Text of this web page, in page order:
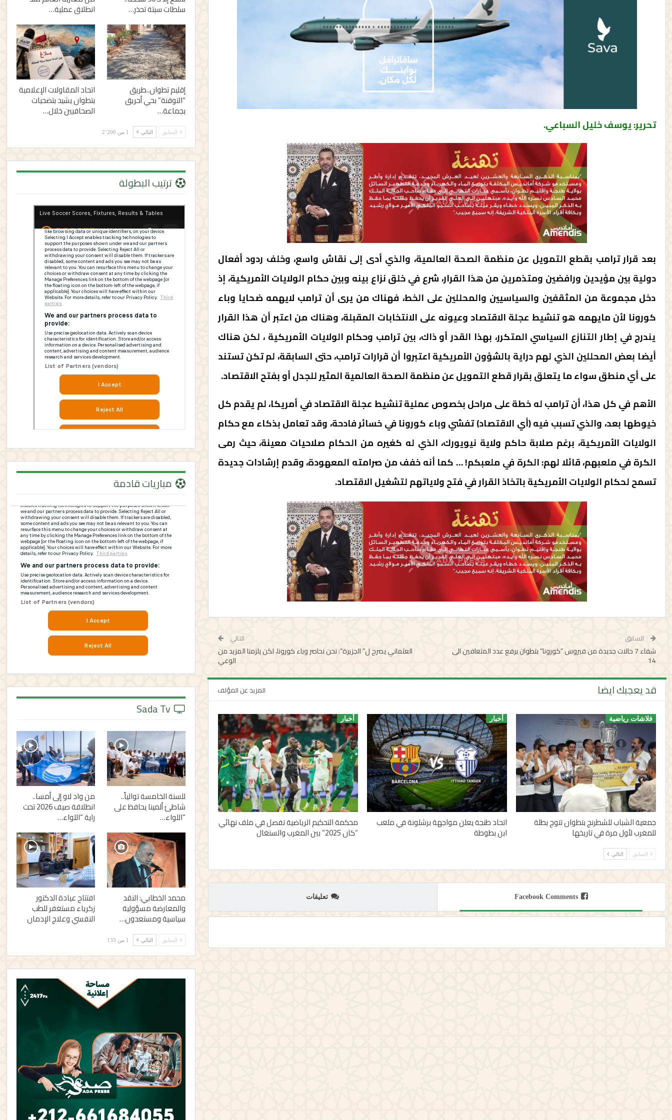
تحرير: يوسف خليل السباعي.
بعد قرار ترامب بقطع التمويل عن منظمة الصحة العالمية، والذي أدى إلى نقاش واسع، وخلف ردود أفعال
دولية بين مؤيدين ورافضين ومتذمرين من هذا القرار، شرع في خلق نزاع بينه وبين حكام الولايات الأمريكية، إذ
دخل مجموعة من المثقفين والسياسيين والمحللين على الخط، فهناك من يرى أن ترامب لايهمه ضحايا وباء
كورونا لأن مايهمه هو تنشيط عجلة الاقتصاد وعيونه على الانتخابات المقبلة، وهناك من اعتبر أن هذا القرار
يندرج في إطار التنازع السياسي المتكرر، بهذا القدر أو ذاك، بين ترامب وحكام الولايات الأمريكية ، لكن هناك
أيضا بعض المحللين الذي لهم دراية بالشؤون الأمريكية اعتبروا أن قرارات ترامب، حتى السابقة، لم تكن تستند
على أي منطق سواء ما يتعلق بقرار قطع التمويل عن منظمة الصحة العالمية المثير للجدل أو بفتح الاقتصاد.
الأهم في كل هذا، أن ترامب له خطة على مراحل بخصوص عملية تنشيط عجلة الاقتصاد في أمريكا، لم يقدم كل
خيوطها بعد، والذي تسبب فيه (أي الاقتصاد) تفشي وباء كورونا في خسائر فادحة، وقد تعامل بذكاء مع حكام
الولايات الأمريكية، برغم صلابة حاكم ولاية نيويورك، الذي له كغيره من الحكام صلاحيات معينة، حيث رمى
الكرة في ملعبهم، قائلا لهم: الكرة في ملعبكم! … كما أنه خفف من صرامته المعهودة، وقدم إرشادات جديدة
تسمح لحكام الولايات الأمريكية باتخاذ القرار في فتح ولاياتهم لتشغيل الاقتصاد.
السابق
شفاء 7 حالات جديدة من فيروس “كورونا” بتطوان يرفع عدد المتعافين الى
14
التالي
العثماني يصرح ل” الجزيرة”: نحن نحاصر وباء كورونا، لكن يلزمنا المزيد من
الوعي
قد يعجبك ايضا المزيد عن المؤلف
فلاشات رياضية
جمعية الشباب للشطرنج بتطوان تتوج بطلة
للمغرب لأول مرة في تاريخها
أخبار
اتحاد طنجة يعلن مواجهة برشلونة في ملعب
ابن بطوطة
أخبار
محكمة التحكيم الرياضية تفصل في ملف نهائي
“كان 2025” بين المغرب والسنغال
السابق التالي
Facebook Comments تعليقات
سلطات سبتة تحذر… انطلاق عملية…
إقليم تطوان..طريق
“التوفنة” بحي أحريق
بجماعة…
اتحاد المقاولات الإعلامية
بتطوان يشيد بتضحيات
الصحافيين خلال…
السابق التالي 1 من 2٬200
ترتيب البطولة
مباريات قادمة
للسنة الخامسة توالياً..
شاطئ ألمينا يحافظ على
“اللواء…
من واد لاو إلى أمسا..
انطلاقة صيف 2026 تحت
راية “اللواء…
محمد الخطابي: النقد
والمعارضة مسؤولية
سياسية ومستعدون…
افتتاح عيادة الدكتور
زكرياء مستغفر للطب
النفسي وعلاج الإدمان
السابق التالي 1 من 133